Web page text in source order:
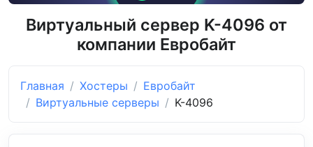
Виртуальный сервер K-4096 от
компании Евробайт
Главная Хостеры
Евробайт
Виртуальные серверы
K-4096